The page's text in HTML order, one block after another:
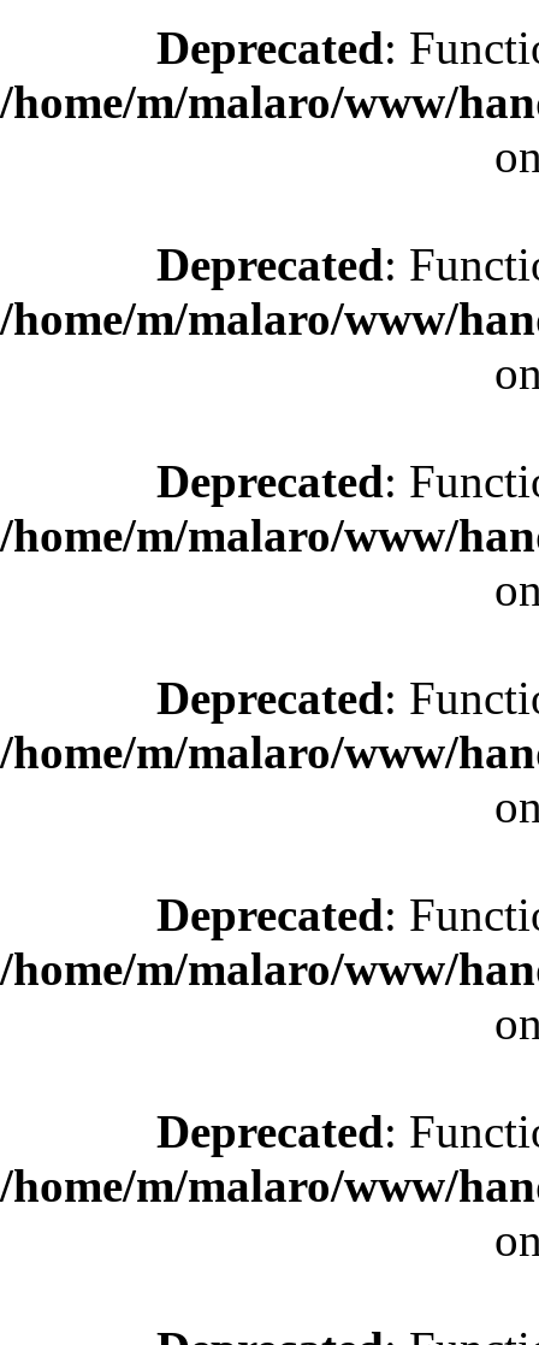
Deprecated:
/home/m/malaro/www/
Deprecated:
/home/m/malaro/www/
Deprecated:
/home/m/malaro/www/
Deprecated:
/home/m/malaro/www/
Deprecated:
/home/m/malaro/www/
Deprecated:
/home/m/malaro/www/